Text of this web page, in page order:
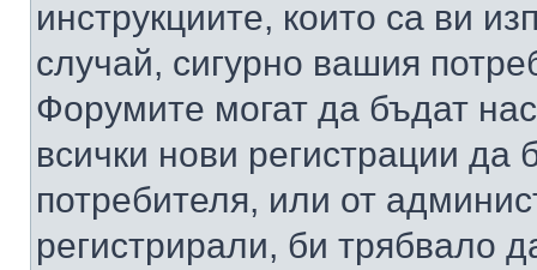
инструкциите, които са ви
случай, сигурно вашия
Форумите могат да бъдат
всички нови регистрации да
потребителя, или от
регистрирали, би трябвало